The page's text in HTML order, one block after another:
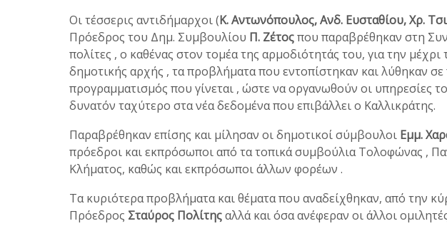
Οι τέσσερις αντιδήμαρχοι (Κ. Αντωνόπουλος, Ανδ. Ευσταθίου, Χρ.
Πρόεδρος του Δημ. Συμβουλίου Π. Ζέτοςπου παραβρέθηκαν στη
πολίτες , ο καθένας στον τομέα της αρμοδιότητάς του, για την
δημοτικής αρχής , τα προβλήματα που εντοπίστηκαν και λύθηκαν
προγραμματισμός που γίνεται , ώστε να οργανωθούν οι υπηρεσίες
δυνατόν ταχύτερο στα νέα δεδομένα που επιβάλλει ο Καλλικράτης.
Παραβρέθηκαν επίσης και μίλησαν οι δημοτικοί σύμβουλοι Εμμ.
πρόεδροι και εκπρόσωποι από τα τοπικά συμβούλια Τολοφώνας ,
Κλήματος, καθώς και εκπρόσωποι άλλων φορέων .
Τα κυριότερα προβλήματα και θέματα που αναδείχθηκαν, από την
Πρόεδρος Σταύρος Πολίτηςαλλά και όσα ανέφεραν οι άλλοι